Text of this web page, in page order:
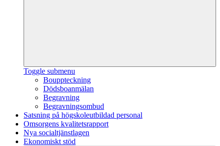
Toggle submenu
Bouppteckning
Dödsboanmälan
Begravning
Begravningsombud
Satsning på högskoleutbildad personal
Omsorgens kvalitetsrapport
Nya socialtjänstlagen
Ekonomiskt stöd